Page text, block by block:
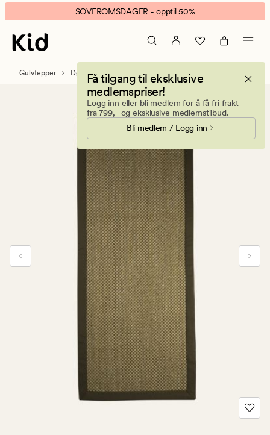
Jamila
dørmatte
khaki
banner.
Klikk
ESCAPE
SOVEROMSDAGER - opptil 50%
Få tilgang til eksklusive
medlemspriser!
Logg inn eller bli medlem for å få fri frakt
fra 799,- og eksklusive medlemstilbud.
Bli medlem / Logg inn
Gulvtepper Dørmatter